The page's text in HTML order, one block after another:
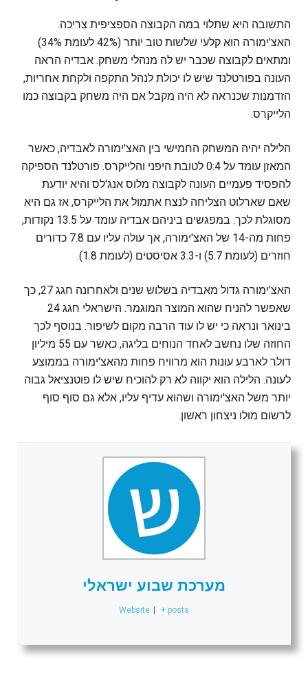
התשובה היא שתלוי במה הקבוצה הספציפית צריכה.
האצ'ימורה הוא קלעי שלשות טוב יותר (42% לעומת 34%)
ומתאים לקבוצה שכבר יש לה מנהלי משחק. אבדיה הראה
העונה בפורטלנד שיש לו יכולת לנהל התקפה ולקחת אחריות,
הזדמנות שכנראה לא היה מקבל אם היה משחק בקבוצה כמו
הלייקרס.
הלילה יהיה המשחק החמישי בין האצ'ימורה לאבדיה, כאשר
המאזן עומד על 0:4 לטובת היפני והלייקרס. פורטלנד הספיקה
להפסיד פעמיים העונה לקבוצה מלוס אנג'לס והיא יודעת
שאם שארלוט הצליחה לנצח אתמול את הלייקרס, אז גם היא
מסוגלת לכך. במפגשים ביניהם אבדיה עומד על 13.5 נקודות,
פחות מה-14 של האצ'ימורה, אך עולה עליו עם 7.8 כדורים
חוזרים (לעומת 5.7) ו-3.3 אסיסטים (לעומת 1.8).
האצ'ימורה גדול מאבדיה בשלוש שנים ולאחרונה חגג 27, כך
שאפשר להניח שהוא המוצר המוגמר. הישראלי חגג 24
בינואר ונראה כי יש לו עוד הרבה מקום לשיפור. בנוסף לכך
החוזה שלו נחשב לאחד הנוחים בליגה, כאשר עם 55 מיליון
דולר לארבע עונות הוא מרוויח פחות מהאצ'ימורה בממוצע
לעונה. הלילה הוא יקווה לא רק להוכיח שיש לו פוטנציאל גבוה
יותר משל האצ'ימורה ושהוא עדיף עליו, אלא גם סוף סוף
לרשום מולו ניצחון ראשון.
מערכת שבוע ישראלי
Website | + posts